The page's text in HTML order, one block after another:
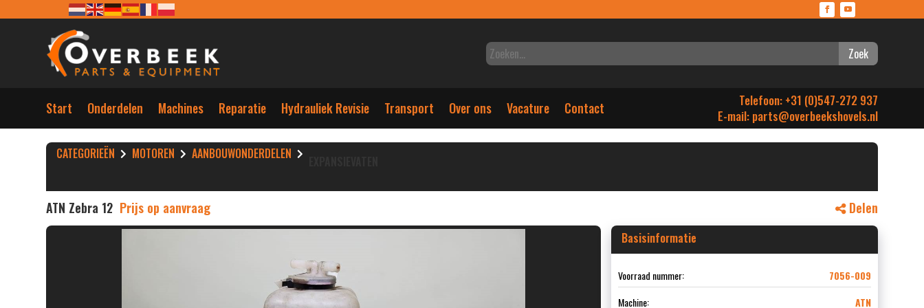
Zoek
Start Onderdelen Machines Reparatie Hydrauliek Revisie Transport Over ons Vacature Contact
Telefoon: +31 (0)547-272 937
E-mail: parts@overbeekshovels.nl
CATEGORIEËN MOTOREN AANBOUWONDERDELEN
ATN Zebra 12 Prijs op aanvraag Delen
Basisinformatie
Voorraad nummer:
7056-009
Machine:
ATN